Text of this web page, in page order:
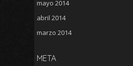
mayo 2014
abril 2014
marzo 2014
META